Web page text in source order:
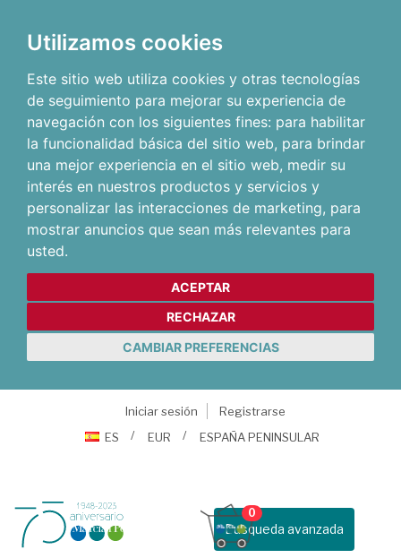
Utilizamos cookies
Este sitio web utiliza cookies y otras tecnologías
de seguimiento para mejorar su experiencia de
navegación con los siguientes fines: para habilitar
la funcionalidad básica del sitio web, para brindar
una mejor experiencia en el sitio web, medir su
interés en nuestros productos y servicios y
personalizar las interacciones de marketing, para
mostrar anuncios que sean más relevantes para
usted.
ACEPTAR
RECHAZAR
CAMBIAR PREFERENCIAS
Iniciar sesión
Registrarse
ES
EUR ESPAÑA PENINSULAR
Busqueda avanzada
0